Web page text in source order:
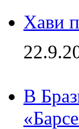
Хави
В